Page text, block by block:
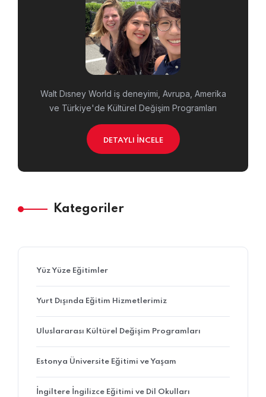
Walt Dısney World iş deneyimi, Avrupa, Amerika
ve Türkiye'de Kültürel Değişim Programları
DETAYLI İNCELE
Kategoriler
Yüz Yüze Eğitimler
Yurt Dışında Eğitim Hizmetlerimiz
Uluslararası Kültürel Değişim Programları
Estonya Üniversite Eğitimi ve Yaşam
İngiltere İngilizce Eğitimi ve Dil Okulları